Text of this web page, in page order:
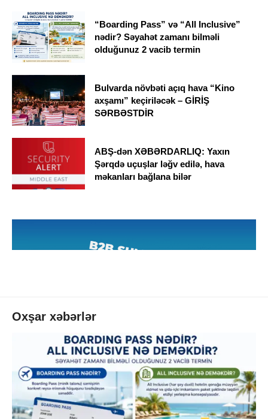
“Boarding Pass” və “All Inclusive”
nədir? Səyahət zamanı bilməli
olduğunuz 2 vacib termin
Bulvarda növbəti açıq hava “Kino
axşamı” keçiriləcək – GİRİŞ
SƏRBƏSTDİR
ABŞ-dən XƏBƏRDARLIQ: Yaxın
Şərqdə uçuşlar ləğv edilə, hava
məkanları bağlana bilər
Oxşar xəbərlər